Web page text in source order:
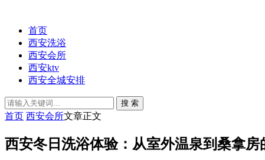
首页
西安洗浴
西安会所
西安ktv
西安全城安排
搜 索
首页 西安会所文章正文
西安冬日洗浴体验：从室外温泉到桑拿房